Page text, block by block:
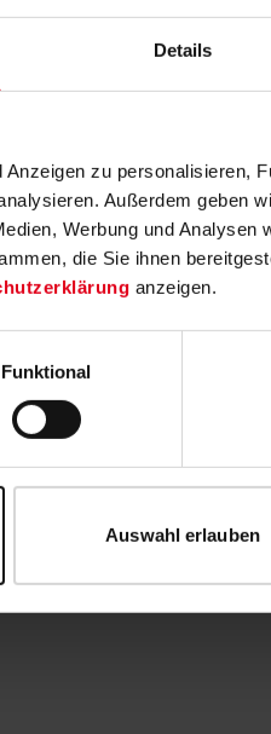
Details
zu personalisieren,
Außerdem geben
Werbung und Analysen
die Sie ihnen
anzeigen.
Funktional
Auswahl erlauben